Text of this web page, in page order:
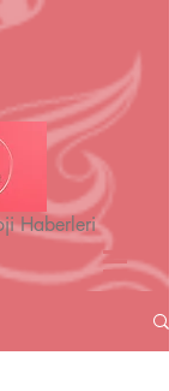
Haberleri